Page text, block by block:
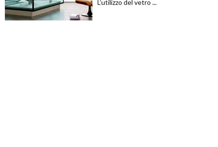
L’utilizzo del vetro ...